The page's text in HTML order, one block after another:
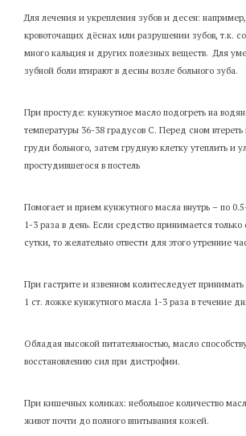
Для лечения и укрепления зубов и десен:
кровоточащих дёснах или разрушении зубов, т.к.
много кальция и других полезных веществ. Для
зубной боли втирают в десны возле больного зуба.
При простуде: кунжутное масло подогреть на
температуры 36-38 градусов С. Перед сном
груди больного, затем грудную клетку утеплить и
простудившегося в постель
Помогает и прием кунжутного масла внутрь – по
1-3 раза в день. Если средство принимается только
сутки, то желательно отвести для этого утренние
При гастрите и язвенном колитеследует принимать
1 ст. ложке кунжутного масла 1-3 раза в течение
Обладая высокой питательностью, масло
восстановлению сил при дистрофии.
При кишечных коликах: небольшое количество
живот почти до полного впитывания кожей.